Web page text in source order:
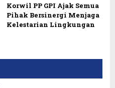
Korwil PP GPI Ajak Semua
Pihak Bersinergi Menjaga
Kelestarian Lingkungan